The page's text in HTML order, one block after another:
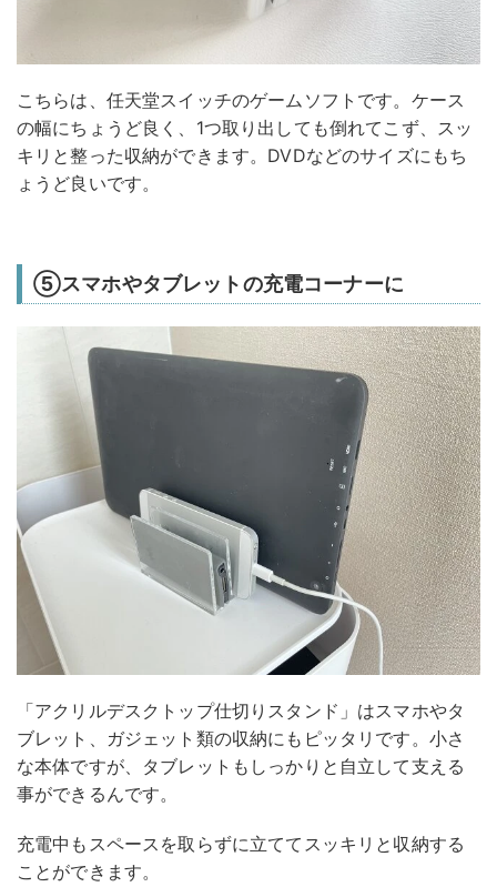
こちらは、任天堂スイッチのゲームソフトです。ケース
の幅にちょうど良く、1つ取り出しても倒れてこず、スッ
キリと整った収納ができます。DVDなどのサイズにもち
ょうど良いです。
⑤スマホやタブレットの充電コーナーに
「アクリルデスクトップ仕切りスタンド」はスマホやタ
ブレット、ガジェット類の収納にもピッタリです。小さ
な本体ですが、タブレットもしっかりと自立して支える
事ができるんです。
充電中もスペースを取らずに立ててスッキリと収納する
ことができます。